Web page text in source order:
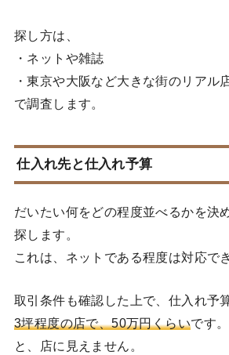
探し方は、
・ネットや雑誌
・東京や大阪など大きな街のリアル
で調査します。
仕入れ先と仕入れ予算
だいたい何をどの程度並べるかを決
探します。
これは、ネットである程度は対応で
取引条件も確認した上で、仕入れ予
3坪程度の店で、50万円くらいです
と、店に見えません。